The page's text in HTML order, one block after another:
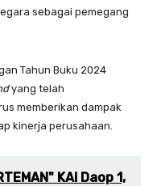
sebagai pemegang
Tahun Buku 2024
yang telah
memberikan dampak
kinerja perusahaan.
KAI Daop 1,